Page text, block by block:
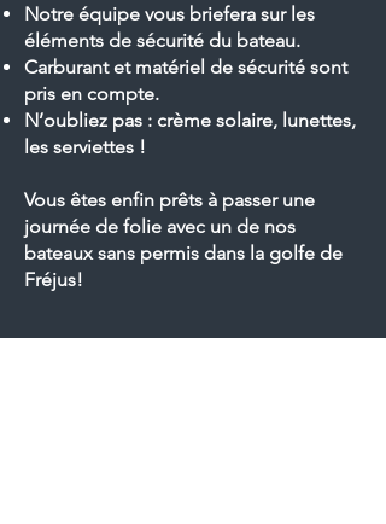
Notre équipe vous briefera sur les
éléments de sécurité du bateau.
Carburant et matériel de sécurité sont
pris en compte.
N’oubliez pas : crème solaire, lunettes,
les serviettes !
Vous êtes enfin prêts à passer une
journée de folie avec un de nos
bateaux sans permis dans la golfe de
Fréjus!